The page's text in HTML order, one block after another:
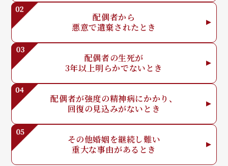
配偶者から
悪意で遺棄されたとき
配偶者の生死が
3年以上明らかでないとき
配偶者が強度の精神病にかかり、
回復の見込みがないとき
その他婚姻を継続し難い
重大な事由があるとき